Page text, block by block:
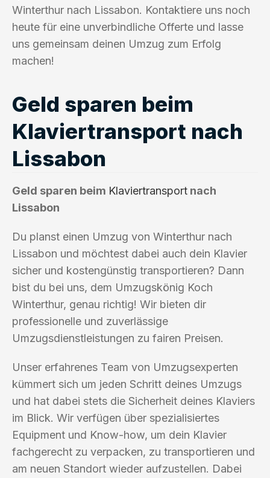
Winterthur nach Lissabon. Kontaktiere uns noch
heute für eine unverbindliche Offerte und lasse
uns gemeinsam deinen Umzug zum Erfolg
machen!
Geld sparen beim
Klaviertransport nach
Lissabon
Geld sparen beim Klaviertransport nach
Lissabon
Du planst einen Umzug von Winterthur nach
Lissabon und möchtest dabei auch dein Klavier
sicher und kostengünstig transportieren? Dann
bist du bei uns, dem Umzugskönig Koch
Winterthur, genau richtig! Wir bieten dir
professionelle und zuverlässige
Umzugsdienstleistungen zu fairen Preisen.
Unser erfahrenes Team von Umzugsexperten
kümmert sich um jeden Schritt deines Umzugs
und hat dabei stets die Sicherheit deines Klaviers
im Blick. Wir verfügen über spezialisiertes
Equipment und Know-how, um dein Klavier
fachgerecht zu verpacken, zu transportieren und
am neuen Standort wieder aufzustellen. Dabei